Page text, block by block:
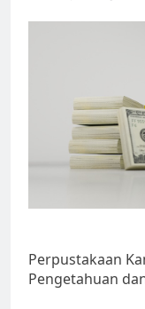
Perpustakaan
Pengetahuan